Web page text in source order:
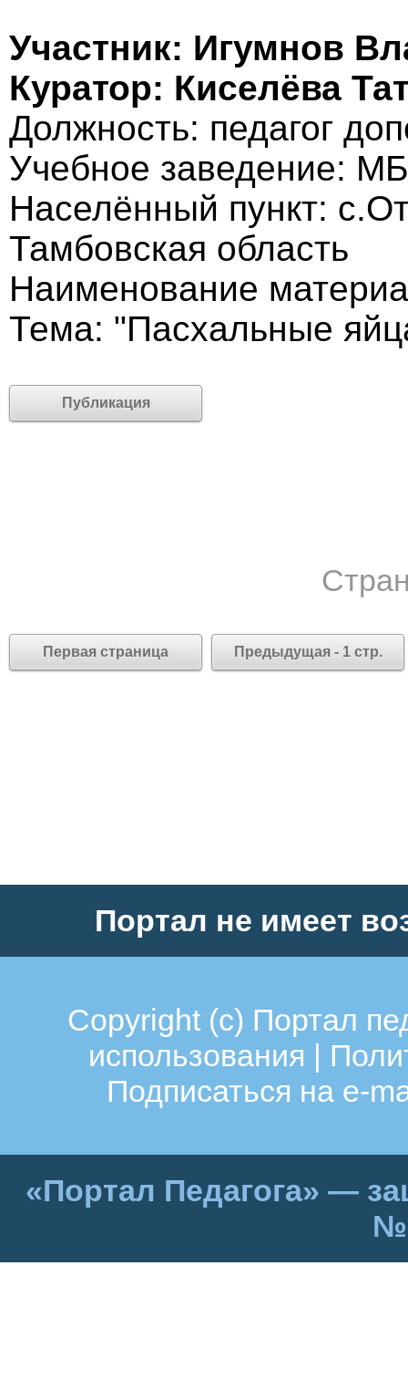
Участник: Игумнов
Куратор: Киселёва
Должность: педагог
Учебное заведение:
Населённый пункт:
Тамбовская область
Наименование
Тема: "Пасхальные
Публикация
Первая страница Предыдущая - 1 стр.
Портал не имеет
Copyright (c) Портал
использования |
Подписаться на e-
«Портал Педагога» —